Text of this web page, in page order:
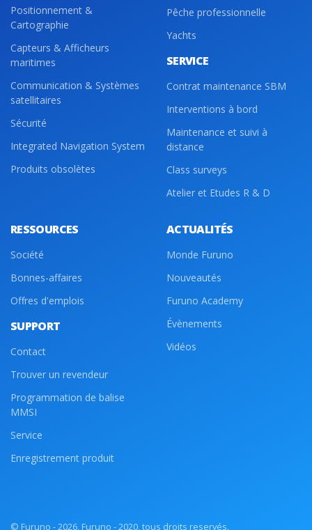
Positionnement &
Cartographie
Capteurs & Afficheurs
maritimes
Communication & Systèmes
satellitaires
Sécurité
Integrated Navigation System
Produits obsolètes
Pêche professionnelle
Yachts
SERVICE
Contrat maintenance SBM
Interventions à bord
Maintenance et suivi à
distance
Class surveys
Atelier et Etudes R & D
RESSOURCES
Société
Bonnes-affaires
Offres d'emplois
SUPPORT
Contact
Trouver un revendeur
Programmation de balise
MMSI
Service
Enregistrement produit
ACTUALITÉS
Monde Furuno
Nouveautés
Furuno Academy
Évènements
Vidéos
© Furuno - 2026, Furuno - 2020, tous droits reservés.